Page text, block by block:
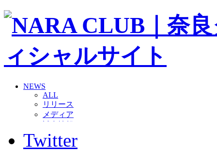
NEWS
ALL
リリース
メディア
グッズ
ファンコミュニティ
Twitter